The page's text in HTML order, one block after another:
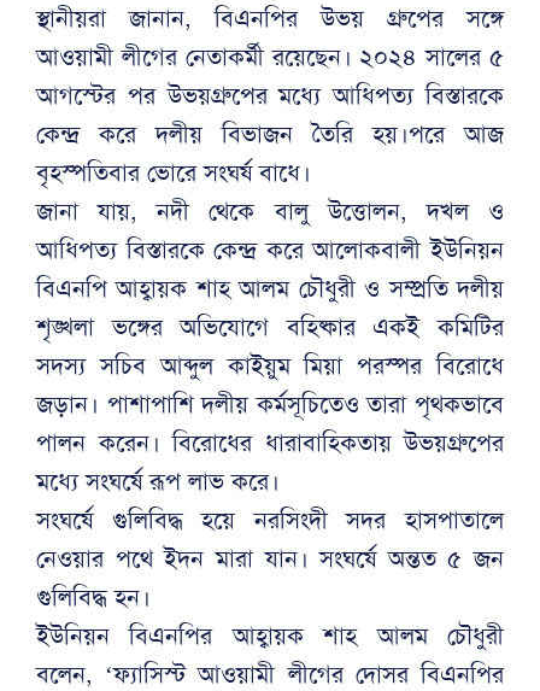
স্থানীয়রা জানান, বিএনপির উভয় গ্রুপের সঙ্গে
আওয়ামী লীগের নেতাকর্মী রয়েছেন। ২০২৪ সালের ৫
আগস্টের পর উভয়গ্রুপের মধ্যে আধিপত্য বিস্তারকে
কেন্দ্র করে দলীয় বিভাজন তৈরি হয়।পরে আজ
বৃহস্পতিবার ভোরে সংঘর্ষ বাধে।
জানা যায়, নদী থেকে বালু উত্তোলন, দখল ও
আধিপত্য বিস্তারকে কেন্দ্র করে আলোকবালী ইউনিয়ন
বিএনপি আহ্বায়ক শাহ আলম চৌধুরী ও সম্প্রতি দলীয়
শৃঙ্খলা ভঙ্গের অভিযোগে বহিষ্কার একই কমিটির
সদস্য সচিব আব্দুল কাইয়ুম মিয়া পরস্পর বিরোধে
জড়ান। পাশাপাশি দলীয় কর্মসূচিতেও তারা পৃথকভাবে
পালন করেন। বিরোধের ধারাবাহিকতায় উভয়গ্রুপের
মধ্যে সংঘর্ষে রূপ লাভ করে।
সংঘর্ষে গুলিবিদ্ধ হয়ে নরসিংদী সদর হাসপাতালে
নেওয়ার পথে ইদন মারা যান। সংঘর্ষে অন্তত ৫ জন
গুলিবিদ্ধ হন।
ইউনিয়ন বিএনপির আহ্বায়ক শাহ আলম চৌধুরী
বলেন, ‘ফ্যাসিস্ট আওয়ামী লীগের দোসর বিএনপির